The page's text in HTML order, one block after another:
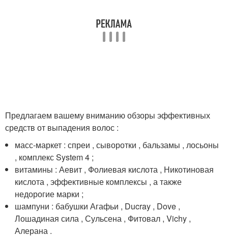
Предлагаем вашему вниманию обзоры эффективных
средств от выпадения волос :
масс-маркет : спреи , сыворотки , бальзамы , лосьоны
, комплекс System 4 ;
витамины : Аевит , Фолиевая кислота , Никотиновая
кислота , эффективные комплексы , а также
недорогие марки ;
шампуни : бабушки Агафьи , Ducray , Dove ,
Лошадиная сила , Сульсена , Фитовал , Vichy ,
Алерана .